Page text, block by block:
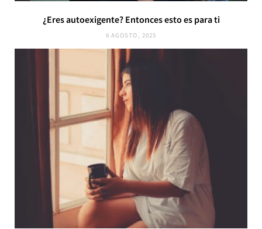
¿Eres autoexigente? Entonces esto es para ti
6 AGOSTO, 2025